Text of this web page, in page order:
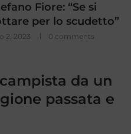
Fiore: “Se si
per lo scudetto”
2, 2023
0 comments
da un
passata e